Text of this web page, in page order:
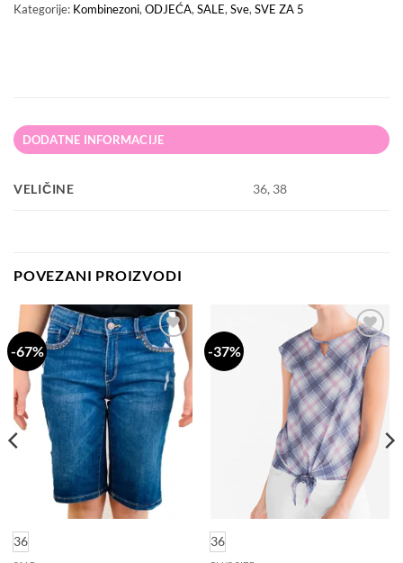
Kategorije: Kombinezoni, ODJEĆA, SALE, Sve, SVE ZA 5
DODATNE INFORMACIJE
VELIČINE 36, 38
POVEZANI PROIZVODI
-67%
Dodaj
na
listu
želja
36
-37%
Dodaj
na
listu
želja
36